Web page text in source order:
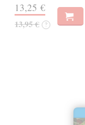
13,25 €
13,95 € ?